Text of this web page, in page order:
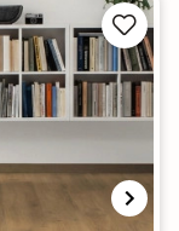

